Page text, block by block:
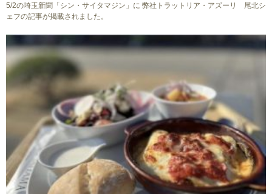
5/2の埼玉新聞「シン・サイタマジン」に 弊社トラットリア・アズーリ 尾北シ
ェフの記事が掲載されました。